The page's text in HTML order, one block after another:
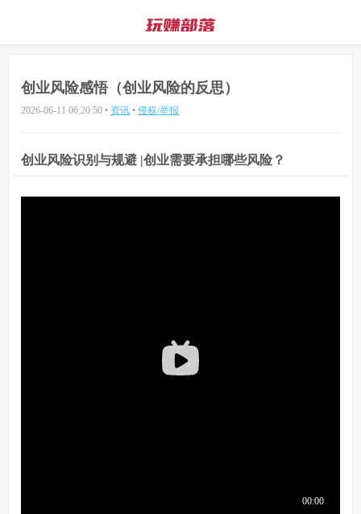
创业风险感悟（创业风险的反思）
2026-06-11 06:20:50 • 资讯 • 侵权/举报
创业风险识别与规避 |创业需要承担哪些风险？